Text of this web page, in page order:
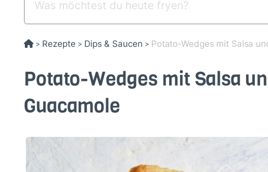
> Rezepte > Dips & Saucen > Potato-Wedges mit Salsa
Potato-Wedges mit Salsa
Guacamole